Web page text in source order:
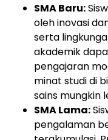
SMA Baru:
oleh inovasi
serta
akademik
pengajaran
minat studi di
sains mungkin
SMA Lama:
pengalaman